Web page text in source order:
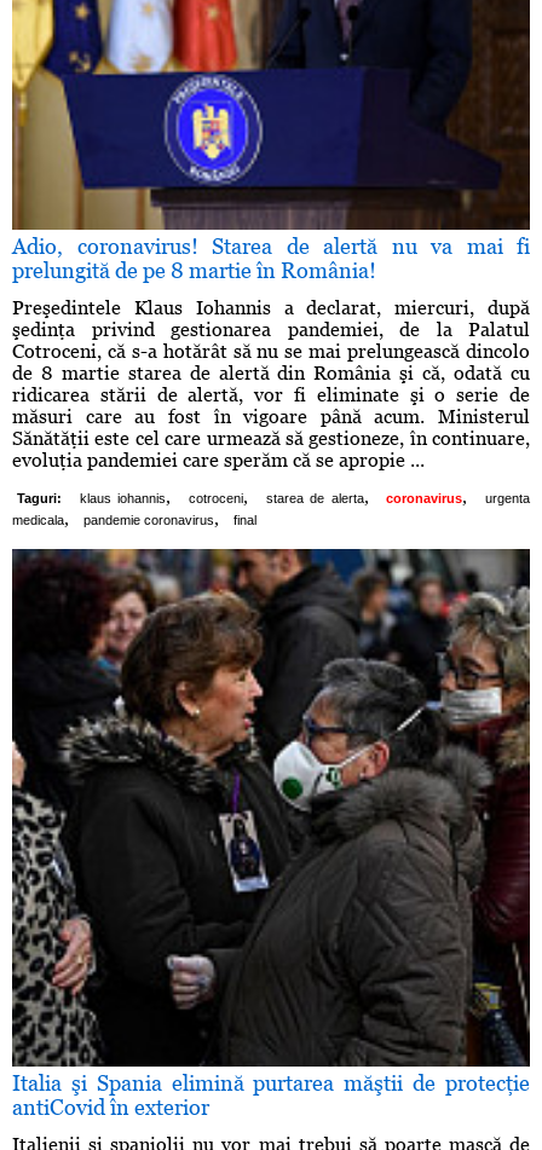
Adio, coronavirus! Starea de alertă nu va mai fi
prelungită de pe 8 martie în România!
Preşedintele Klaus Iohannis a declarat, miercuri, după
şedinţa privind gestionarea pandemiei, de la Palatul
Cotroceni, că s-a hotărât să nu se mai prelungească dincolo
de 8 martie starea de alertă din România şi că, odată cu
ridicarea stării de alertă, vor fi eliminate şi o serie de
măsuri care au fost în vigoare până acum. Ministerul
Sănătăţii este cel care urmează să gestioneze, în continuare,
evoluţia pandemiei care sperăm că se apropie ...
Taguri: klaus iohannis, cotroceni, starea de alerta, coronavirus,
urgenta
medicala, pandemie coronavirus, final
Italia şi Spania elimină purtarea măştii de protecţie
antiCovid în exterior
Italienii şi spaniolii nu vor mai trebui să poarte mască de